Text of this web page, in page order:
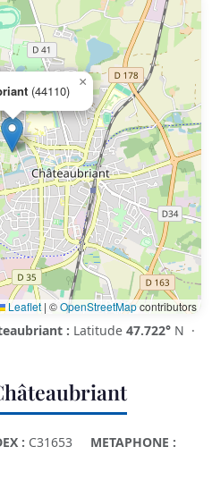
(44110)
×
Leaflet | ©OpenStreetMapcontributors
: Latitude 47.722° N ·
: C31653
METAPHONE :